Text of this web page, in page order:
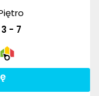
3 - 7